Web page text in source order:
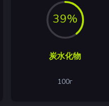
39%
炭水化物
100г